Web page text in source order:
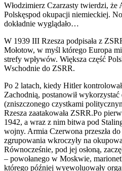
Włodzimierz Czarzasty twierdzi, że
Polskęspod okupacji niemieckiej.
dokładnie wyglądało…
W 1939 III Rzesza podpisała z
Mołotow, w myśl którego Europa
strefy wpływów. Większa część
Wschodnie do ZSRR.
Po 2 latach, kiedy Hitler
Zachodnią, postanowił
(zniszczonego czystkami
Rzesza zaatakowała ZSRR.Po
1942, a wraz z nim bitwa pod
wojny. Armia Czerwona przeszła
zgrupowania wkroczyły na
Równocześnie, pod jej osłoną,
– powołanego w Moskwie,
którego później wyewoluowały